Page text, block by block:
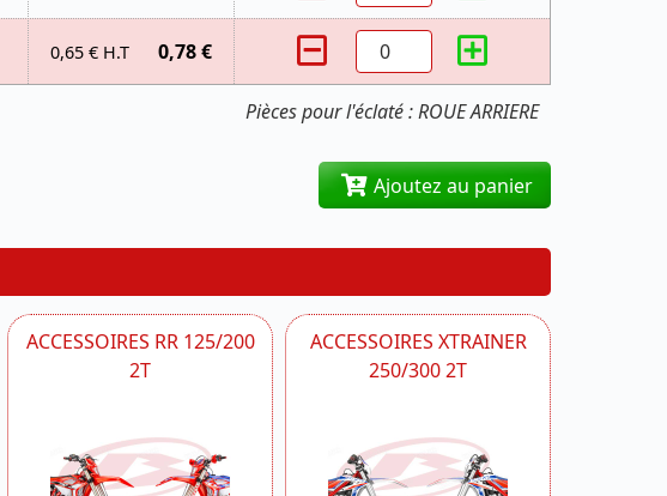
Pièces pour l'éclaté : ROUE ARRIERE
0,65 € H.T 0,78 €
Ajoutez au panier
ACCESSOIRES RR 125/200
2T
ACCESSOIRES XTRAINER
250/300 2T